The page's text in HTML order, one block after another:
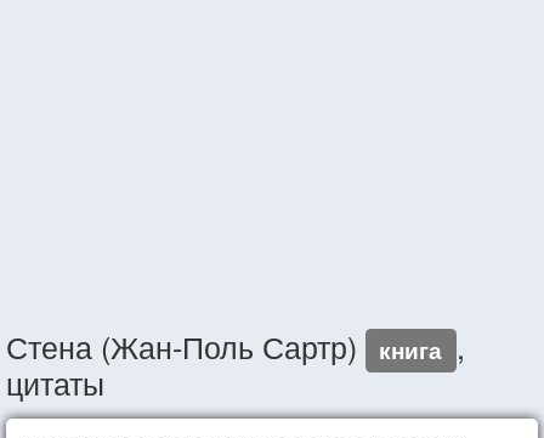
Стена (Жан-Поль Сартр) книга ,
цитаты